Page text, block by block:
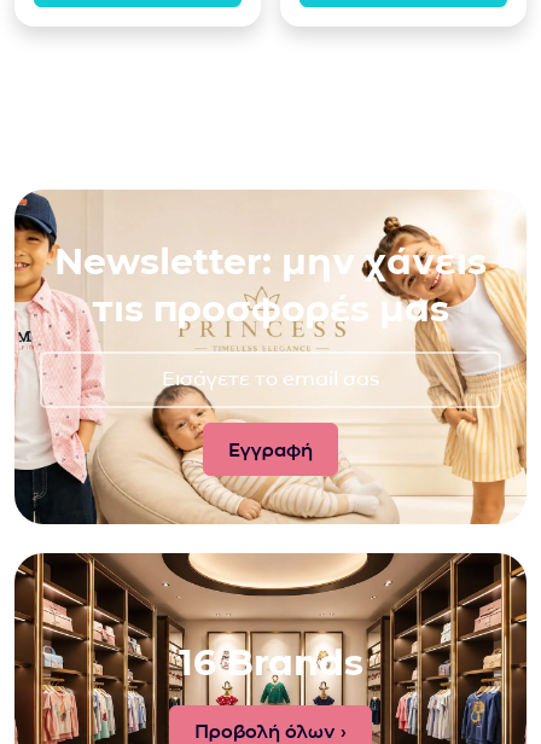
Newsletter: μην χάνεις
τις προσφορές μας
16 Brands
Προβολή όλων ›